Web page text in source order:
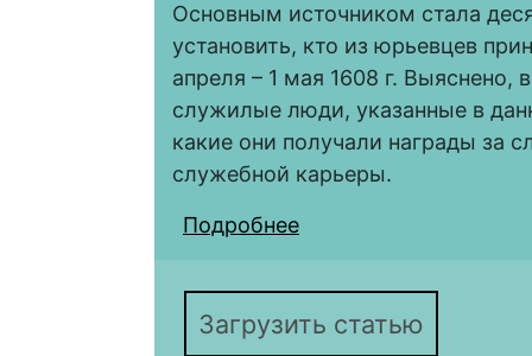
Основным источником стала
установить, кто из юрьевцев
апреля – 1 мая 1608 г. Выяснено,
служилые люди, указанные в
какие они получали награды за
служебной карьеры.
Подробнее
Загрузить статью